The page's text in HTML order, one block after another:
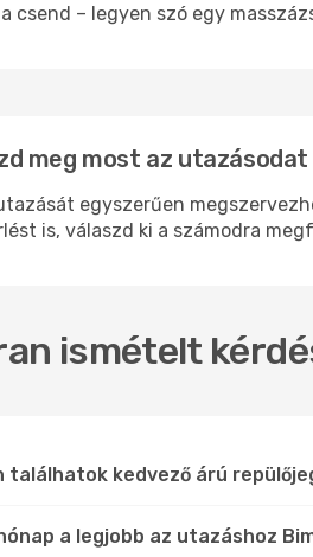
csend – legyen szó egy
meg most az utazásodat
egyszerűen
is, válaszd ki a számodra
ismételt
találhatok kedvező árú
a legjobb az utazáshoz